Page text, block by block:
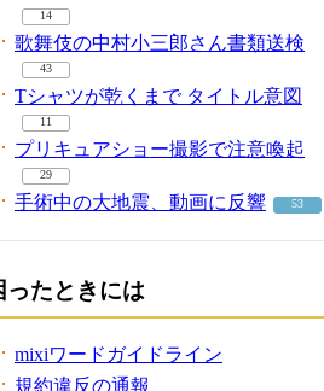
14
歌舞伎の中村小三郎さん書類送検
43
Tシャツが乾くまで タイトル意図
11
プリキュアショー撮影で注意喚起
29
手術中の大地震、動画に反響 53
ったときには
mixiワードガイドライン
規約違反の通報